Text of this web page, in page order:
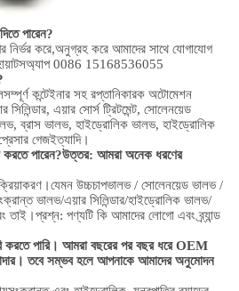
পারেন?
নির্ভর করে,অনুগ্রহ করে আমাদের সাথে যোগাযোগ
0086 15168536055
সম্পূর্ণ কন্টেইনার সহ রপ্তানিকারক অটোমেশন
সিলিন্ডার, এয়ার সোর্স ট্রিটমেন্ট, সোলেনয়েড
ব্রাস ভালভ, হাইড্রোলিক ভালভ, হাইড্রোলিক
গেজইত্যাদি।
পারেন?উত্তর: আমরা অনেক ধরণের
যেমন উচ্চচাপভালভ / সোলেনয়েড ভালভ /
ভালভ/এয়ার সিলিন্ডার/হাইড্রোলিক ভালভ/
তাই।প্রশ্ন: পণ্যটি কি আমাদের লোগো এবং ব্র্যান্ড
পারি। আমরা বছরের পর বছর ধরে OEM
তবে সম্ভব হলে আপনাকে আমাদের অনুমোদন